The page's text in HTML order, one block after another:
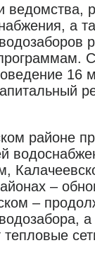
а
16
районе
–
–